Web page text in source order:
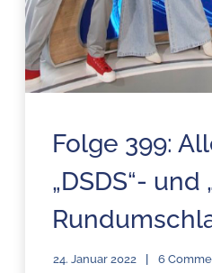
Folge 399:
„DSDS“- und
24. Januar 2022 6